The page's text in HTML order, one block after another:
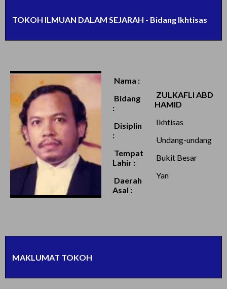
TOKOH ILMUAN DALAM SEJARAH - Bidang Ikhtisas
Nama :
Bidang
:
Disiplin
:
Tempat
Lahir :
Daerah
Asal :
ZULKAFLI ABD
HAMID
Ikhtisas
Undang-undang
Bukit Besar
Yan
MAKLUMAT TOKOH